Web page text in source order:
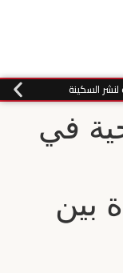
السكينة
في
بين